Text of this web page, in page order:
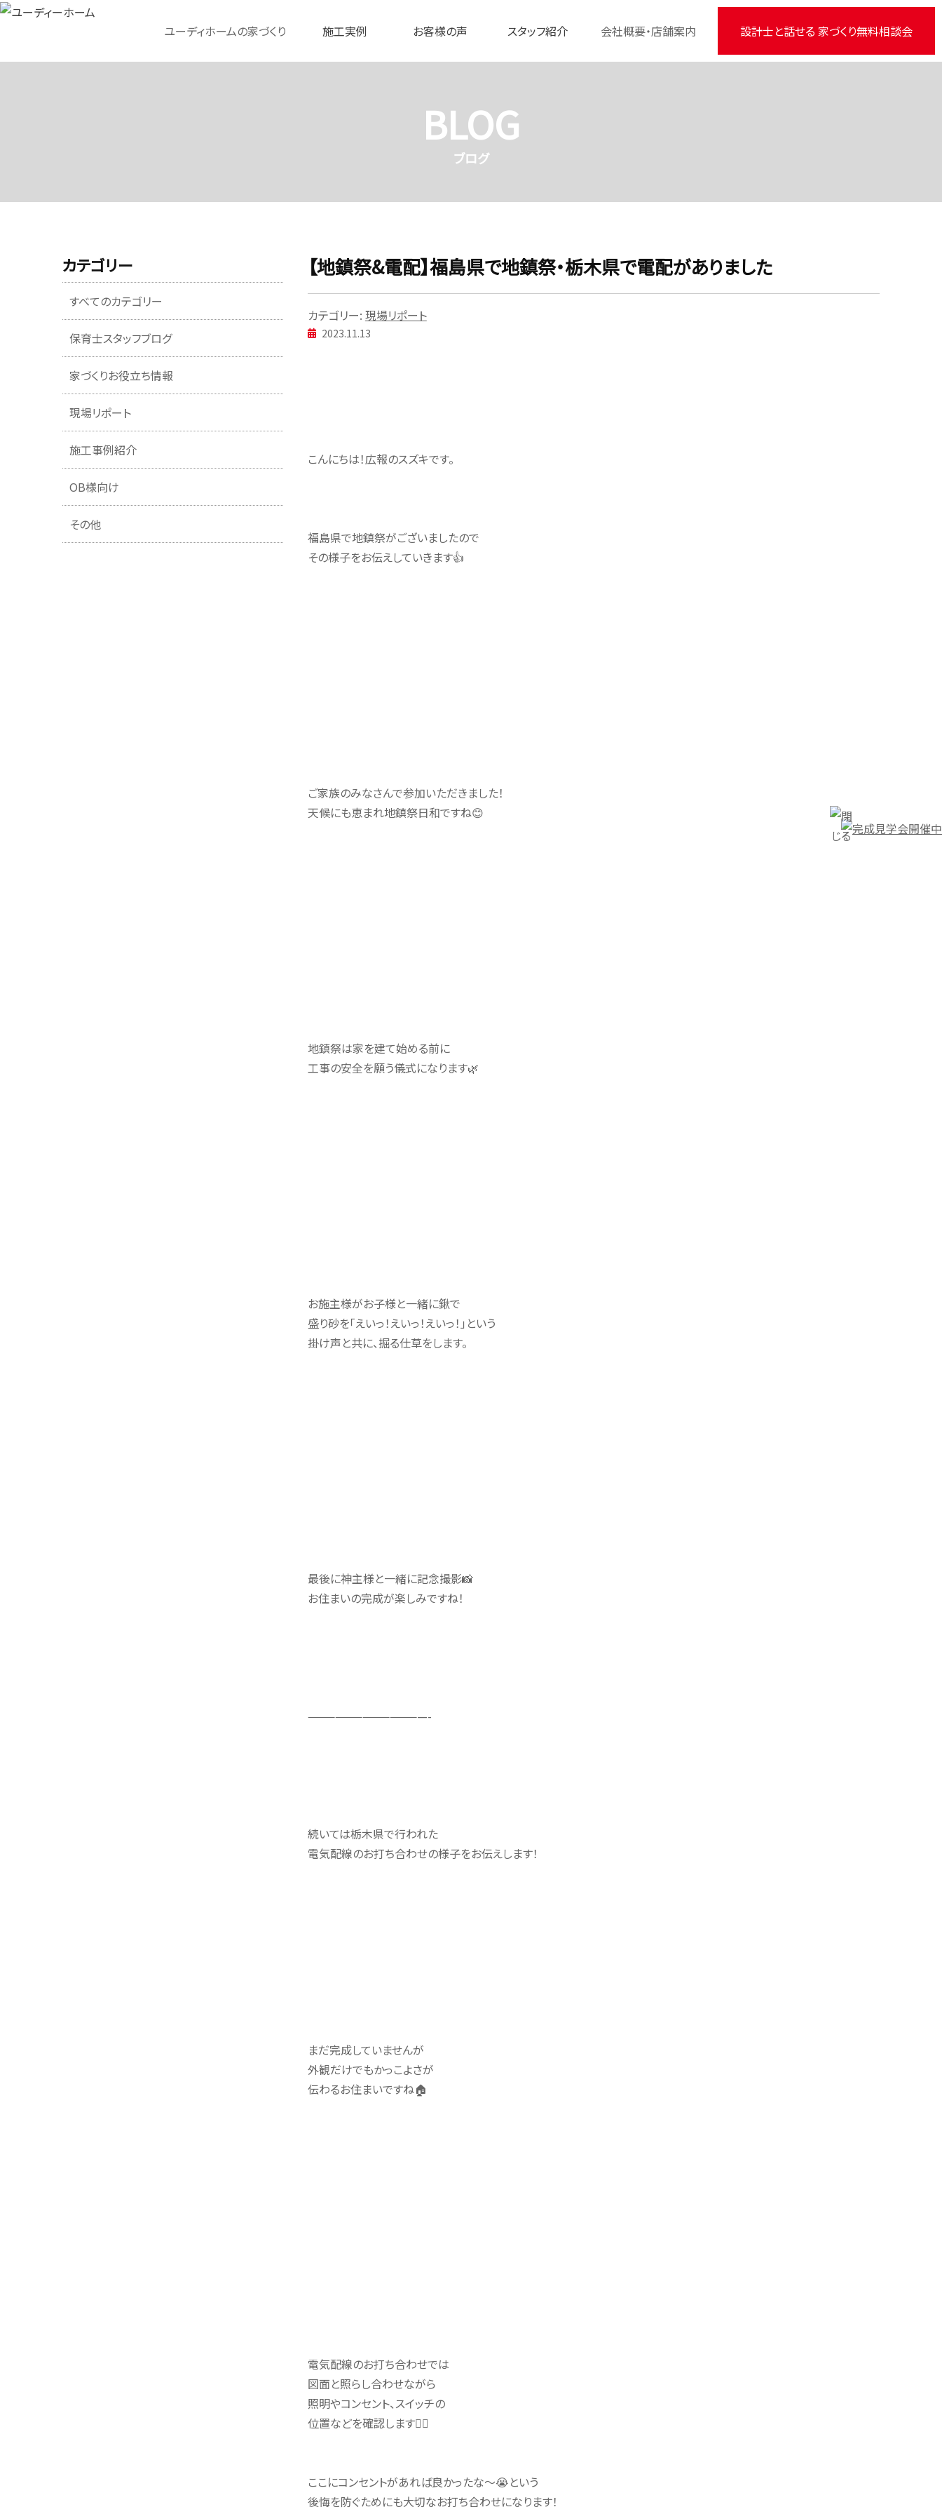
ユーディホームの家づくり 施工実例 お客様の声 スタッフ紹介 会社概要・店舗案内 設計士と話せる 家づくり無料相談会
BLOG
ブログ
【地鎮祭&電配】福島県で地鎮祭・栃木県で電配がありました
カテゴリー: 現場リポート
2023.11.13
こんにちは！広報のスズキです。
福島県で地鎮祭がございましたので
その様子をお伝えしていきます👍
ご家族のみなさんで参加いただきました！
天候にも恵まれ地鎮祭日和ですね😊
地鎮祭は家を建て始める前に
工事の安全を願う儀式になります🌿
お施主様がお子様と一緒に鍬で
盛り砂を「えいっ！えいっ！えいっ！」という
掛け声と共に、掘る仕草をします。
最後に神主様と一緒に記念撮影📸
お住まいの完成が楽しみですね！
—————————————-
続いては栃木県で行われた
電気配線のお打ち合わせの様子をお伝えします！
まだ完成していませんが
外観だけでもかっこよさが
伝わるお住まいですね🏠
電気配線のお打ち合わせでは
図面と照らし合わせながら
照明やコンセント、スイッチの
位置などを確認します🙆‍♀️
ここにコンセントがあれば良かったな～😭という
後悔を防ぐためにも大切なお打ち合わせになります！
カテゴリー
すべてのカテゴリー
保育士スタッフブログ
家づくりお役立ち情報
現場リポート
施工事例紹介
OB様向け
その他